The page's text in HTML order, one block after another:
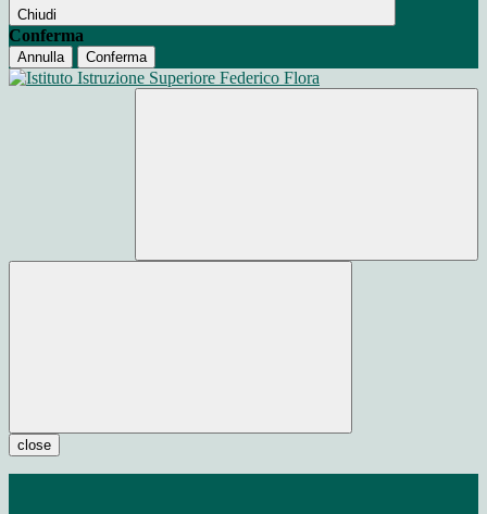
Chiudi
Conferma
Annulla Conferma
close